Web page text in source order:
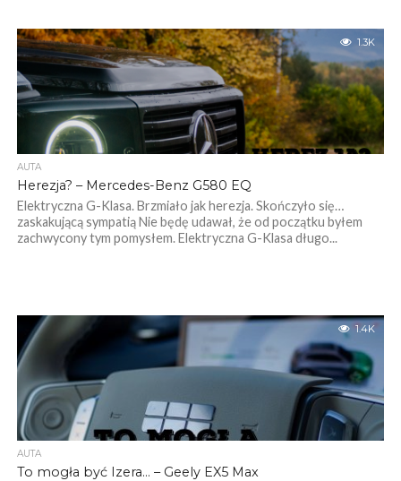
1.3K
AUTA
Herezja? – Mercedes-Benz G580 EQ
Elektryczna G-Klasa. Brzmiało jak herezja. Skończyło się…
zaskakującą sympatią Nie będę udawał, że od początku byłem
zachwycony tym pomysłem. Elektryczna G-Klasa długo...
1.4K
AUTA
To mogła być Izera… – Geely EX5 Max